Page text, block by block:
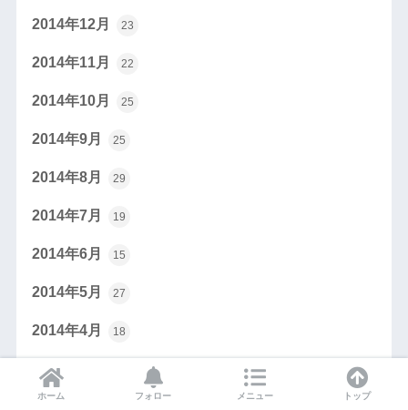
2014年12月 23
2014年11月 22
2014年10月 25
2014年9月 25
2014年8月 29
2014年7月 19
2014年6月 15
2014年5月 27
2014年4月 18
2014年3月
ホーム フォロー メニュー トップ